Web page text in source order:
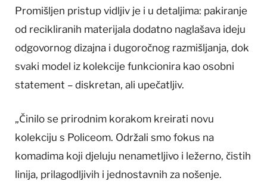
Promišljen pristup vidljiv je i u detaljima: pakiranje
od recikliranih materijala dodatno naglašava ideju
odgovornog dizajna i dugoročnog razmišljanja, dok
svaki model iz kolekcije funkcionira kao osobni
statement – diskretan, ali upečatljiv.
„Činilo se prirodnim korakom kreirati novu
kolekciju s Policeom. Održali smo fokus na
komadima koji djeluju nenametljivo i ležerno, čistih
linija, prilagodljivih i jednostavnih za nošenje.